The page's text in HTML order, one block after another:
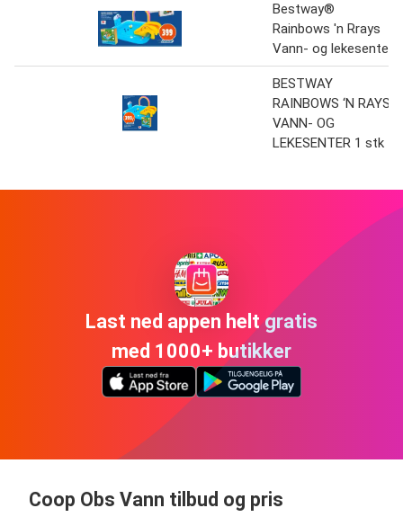
Bestway®
Rainbows 'n Rrays
Vann- og lekesenter
BESTWAY
RAINBOWS ‘N RAYS
VANN- OG
LEKESENTER 1 stk
Last ned appen helt gratis
med 1000+ butikker
Coop Obs Vann tilbud og pris